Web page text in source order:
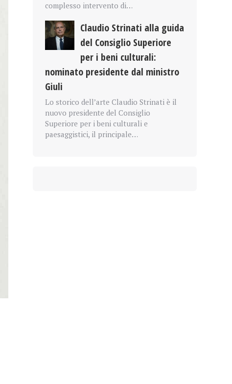
complesso intervento di…
Claudio Strinati alla guida
del Consiglio Superiore
per i beni culturali:
nominato presidente dal ministro
Giuli
Lo storico dell’arte Claudio Strinati è il
nuovo presidente del Consiglio
Superiore per i beni culturali e
paesaggistici, il principale…